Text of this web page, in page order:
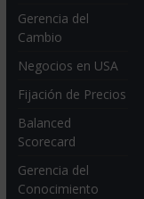
Gerencia del
Cambio
Negocios en USA
Fijación de Precios
Balanced
Scorecard
Gerencia del
Conocimiento